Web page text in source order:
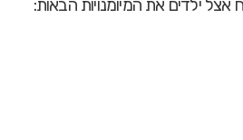
ילדים את המיומנויות הבאות: